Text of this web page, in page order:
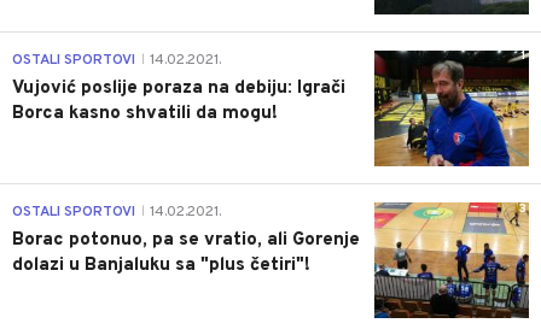
1
OSTALI SPORTOVI 14.02.2021.
Vujović poslije poraza na debiju: Igrači
Borca kasno shvatili da mogu!
3
OSTALI SPORTOVI 14.02.2021.
Borac potonuo, pa se vratio, ali Gorenje
dolazi u Banjaluku sa "plus četiri"!